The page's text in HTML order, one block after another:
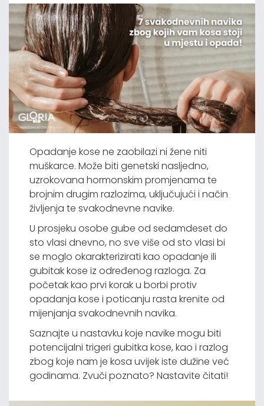
Opadanje kose ne zaobilazi ni žene niti
muškarce. Može biti genetski nasljedno,
uzrokovana hormonskim promjenama te
brojnim drugim razlozima, uključujući i način
življenja te svakodnevne navike.
U prosjeku osobe gube od sedamdeset do
sto vlasi dnevno, no sve više od sto vlasi bi
se moglo okarakterizirati kao opadanje ili
gubitak kose iz određenog razloga. Za
početak kao prvi korak u borbi protiv
opadanja kose i poticanju rasta krenite od
mijenjanja svakodnevnih navika.
Saznajte u nastavku koje navike mogu biti
potencijalni trigeri gubitka kose, kao i razlog
zbog koje nam je kosa uvijek iste dužine već
godinama. Zvuči poznato? Nastavite čitati!